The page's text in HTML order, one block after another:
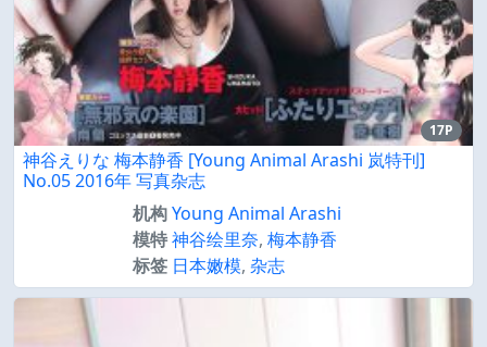
17P
神谷えりな 梅本静香 [Young Animal Arashi 岚特刊]
No.05 2016年 写真杂志
机构Young Animal Arashi
模特神谷绘里奈, 梅本静香
标签 日本嫩模, 杂志